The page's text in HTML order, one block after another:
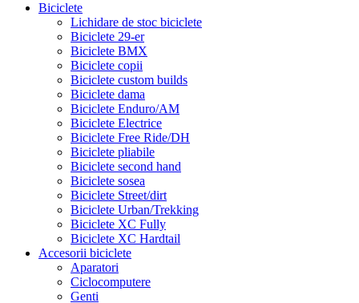
Biciclete
Lichidare de stoc biciclete
Biciclete 29-er
Biciclete BMX
Biciclete copii
Biciclete custom builds
Biciclete dama
Biciclete Enduro/AM
Biciclete Electrice
Biciclete Free Ride/DH
Biciclete pliabile
Biciclete second hand
Biciclete sosea
Biciclete Street/dirt
Biciclete Urban/Trekking
Biciclete XC Fully
Biciclete XC Hardtail
Accesorii biciclete
Aparatori
Ciclocomputere
Genti